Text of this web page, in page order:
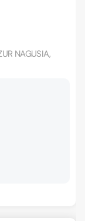
NAGUSIA,